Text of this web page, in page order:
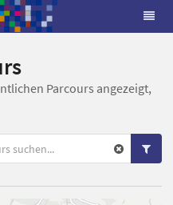
Parcours angezeigt,